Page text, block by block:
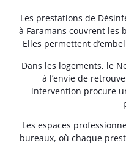
Les prestations de
à Faramans couvrent les
Elles permettent
Dans les logements, le
à l’envie de
intervention procure
Les espaces
bureaux, où chaque